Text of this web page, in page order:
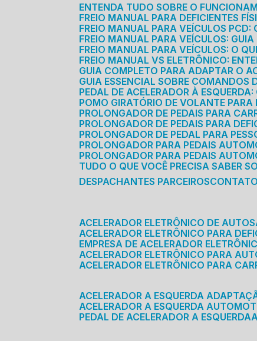
ENTENDA TUDO SOBRE O
FREIO MANUAL PARA DEFICIENTES
FREIO MANUAL PARA VEÍCULOS
FREIO MANUAL PARA VEÍCULOS:
FREIO MANUAL PARA VEÍCULOS: O
FREIO MANUAL VS ELETRÔNICO:
GUIA COMPLETO PARA ADAPTAR O
GUIA ESSENCIAL SOBRE
PEDAL DE ACELERADOR À
POMO GIRATÓRIO DE VOLANTE
PROLONGADOR DE PEDAIS PARA
PROLONGADOR DE PEDAIS PARA
PROLONGADOR DE PEDAL PARA
PROLONGADOR PARA PEDAIS
PROLONGADOR PARA PEDAIS
TUDO O QUE VOCÊ PRECISA SABER
DESPACHANTES PARCEIROS
CONTATO
ACELERADOR ELETRÔNICO DE AUTOS
ACELERADOR ELETRÔNICO PARA
EMPRESA DE ACELERADOR
ACELERADOR ELETRÔNICO PARA
ACELERADOR ELETRÔNICO PARA
ACELERADOR A ESQUERDA
ACELERADOR A ESQUERDA
PEDAL DE ACELERADOR A ESQUERDA